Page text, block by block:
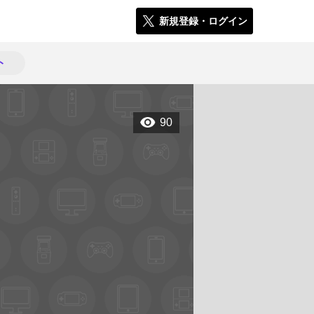
新規登録・ログイン
90